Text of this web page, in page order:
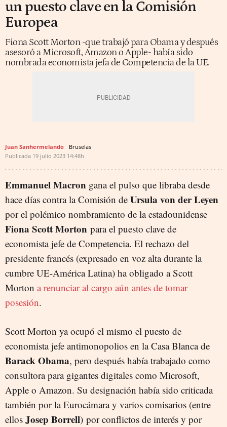
un puesto clave en la Comisión
Europea
Fiona Scott Morton -que trabajó para Obama y después
asesoró a Microsoft, Amazon o Apple- había sido
nombrada economista jefa de Competencia de la UE.
Juan Sanhermelando
Bruselas
Publicada 19 julio 2023 14:48h
Emmanuel Macron gana el pulso que libraba desde
hace días contra la Comisión de Ursula von der Leyen
por el polémico nombramiento de la estadounidense
Fiona Scott Morton para el puesto clave de
economista jefe de Competencia. El rechazo del
presidente francés (expresado en voz alta durante la
cumbre UE-América Latina) ha obligado a Scott
Morton a renunciar al cargo aún antes de tomar
posesión.
Scott Morton ya ocupó el mismo el puesto de
economista jefe antimonopolios en la Casa Blanca de
Barack Obama, pero después había trabajado como
consultora para gigantes digitales como Microsoft,
Apple o Amazon. Su designación había sido criticada
también por la Eurocámara y varios comisarios (entre
ellos Josep Borrell) por conflictos de interés y por